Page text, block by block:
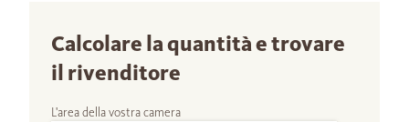
Calcolare la quantità e trovare
il rivenditore
L'area della vostra camera